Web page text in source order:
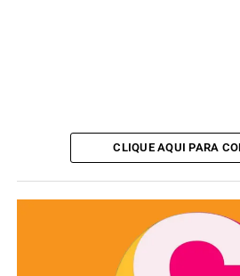
CLIQUE AQUI PARA